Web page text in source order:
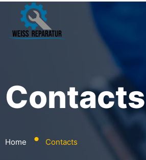
Contacts
Home ⬤ Contacts